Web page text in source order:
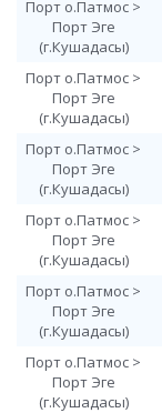
Порт о.Патмос >
Порт Эге
(г.Кушадасы)
Порт о.Патмос >
Порт Эге
(г.Кушадасы)
Порт о.Патмос >
Порт Эге
(г.Кушадасы)
Порт о.Патмос >
Порт Эге
(г.Кушадасы)
Порт о.Патмос >
Порт Эге
(г.Кушадасы)
Порт о.Патмос >
Порт Эге
(г.Кушадасы)